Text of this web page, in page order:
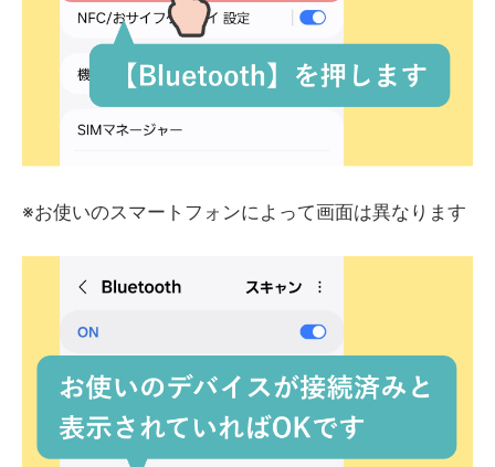
※お使いのスマートフォンによって画面は異なります